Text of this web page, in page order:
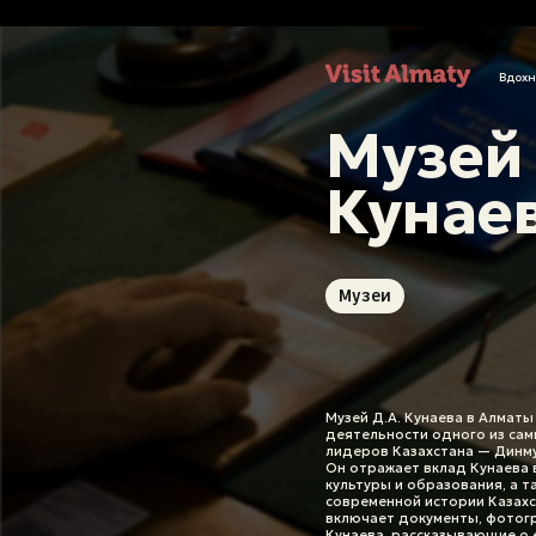
Алмасфера
Культура
Зима в Алматы
Куда поехать
Карта города
Музеи
Памятники
Озёра
Водопады
Активности
Горнолыжные курорты
Джип-туры
Конные прогулки
Параглайдинг
Альпинизм
Где остановиться
Гастрономия
Гиды и туроператоры
Музеи
Музей Д.А. Кунаева в
деятельности одного из
лидеров Казахстана —
Он отражает вклад Кунаева
культуры и образования, а
современной истории
включает документы,
Новости